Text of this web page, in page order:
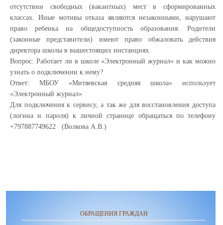
отсутствии свободных (вакантных) мест в сформированных
классах. Иные мотивы отказа являются незаконными, нарушают
право ребенка на общедоступность образования. Родители
(законные представители) имеют право обжаловать действия
директора школы в вышестоящих инстанциях.
Вопрос: Работает ли в школе «Электронный журнал» и как можно
узнать о подключении к нему?
Ответ: МБОУ «Митяевская средняя школа» использует
«Электронный журнал»
Для подключения к сервису, а так же для восстановления доступа
(логина и пароля) к личной странице обращаться по телефону
+797887749622 (Волкова А.В.)
ОБРАЩЕНИЯ ГРАЖДАН